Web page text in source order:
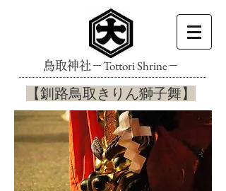
鳥取神社－Tottori Shrine －
​【釧路鳥取きりん獅子舞】